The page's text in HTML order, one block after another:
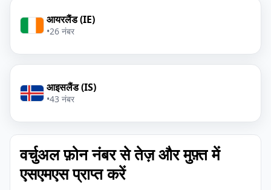
आयरलैंड (IE)
•26 नंबर
आइसलैंड (IS)
•43 नंबर
वर्चुअल फ़ोन नंबर से तेज़ और मुफ़्त में
एसएमएस प्राप्त करें